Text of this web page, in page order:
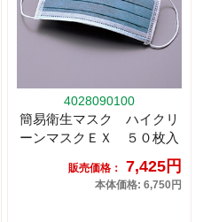
4028090100
簡易衛生マスク ハイクリ
ーンマスクＥＸ ５０枚入
販売価格： 7,425円
本体価格: 6,750円